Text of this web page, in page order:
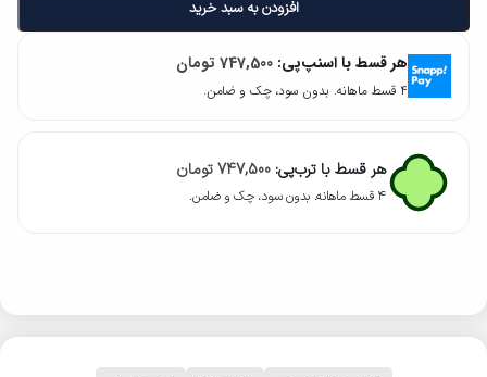
افزودن به سبد خرید
هر قسط با اسنپ‌پی: 747,500 تومان
۴ قسط ماهانه. بدون سود، چک و ضامن.
هر قسط با ترب‌پی: 747,500تومان
۴ قسط ماهانه. بدون سود، چک و ضامن.